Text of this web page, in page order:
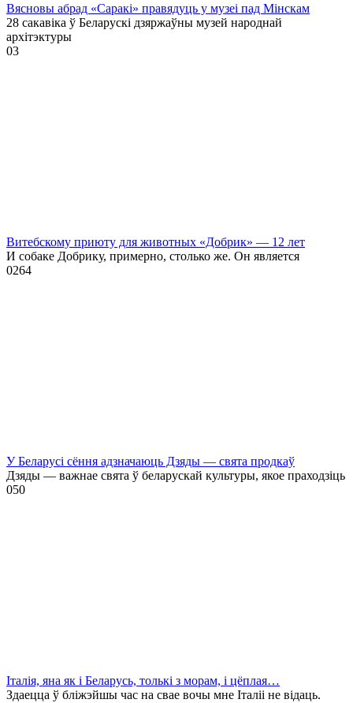
Вясновы абрад «Саракі» правядуць у музеі пад Мінскам
28 сакавіка ў Беларускі дзяржаўны музей народнай
архітэктуры
03
Витебскому приюту для животных «Добрик» — 12 лет
И собаке Добрику, примерно, столько же. Он является
0264
У Беларусі сёння адзначаюць Дзяды — свята продкаў
Дзяды — важнае свята ў беларускай культуры, якое праходзіць
050
Італія, яна як і Беларусь, толькі з морам, і цёплая…
Здаецца ў бліжэйшы час на свае вочы мне Італіі не відаць.